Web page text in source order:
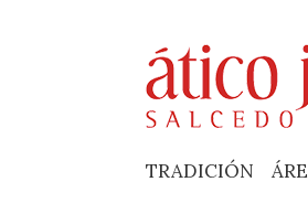
TRADICIÓN